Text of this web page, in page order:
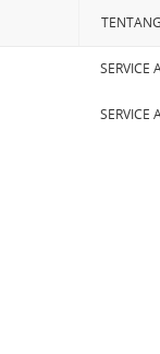
SERVICE
SERVICE